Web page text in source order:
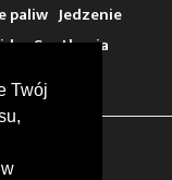
Twój
paliw Jedzenie
Spotkania